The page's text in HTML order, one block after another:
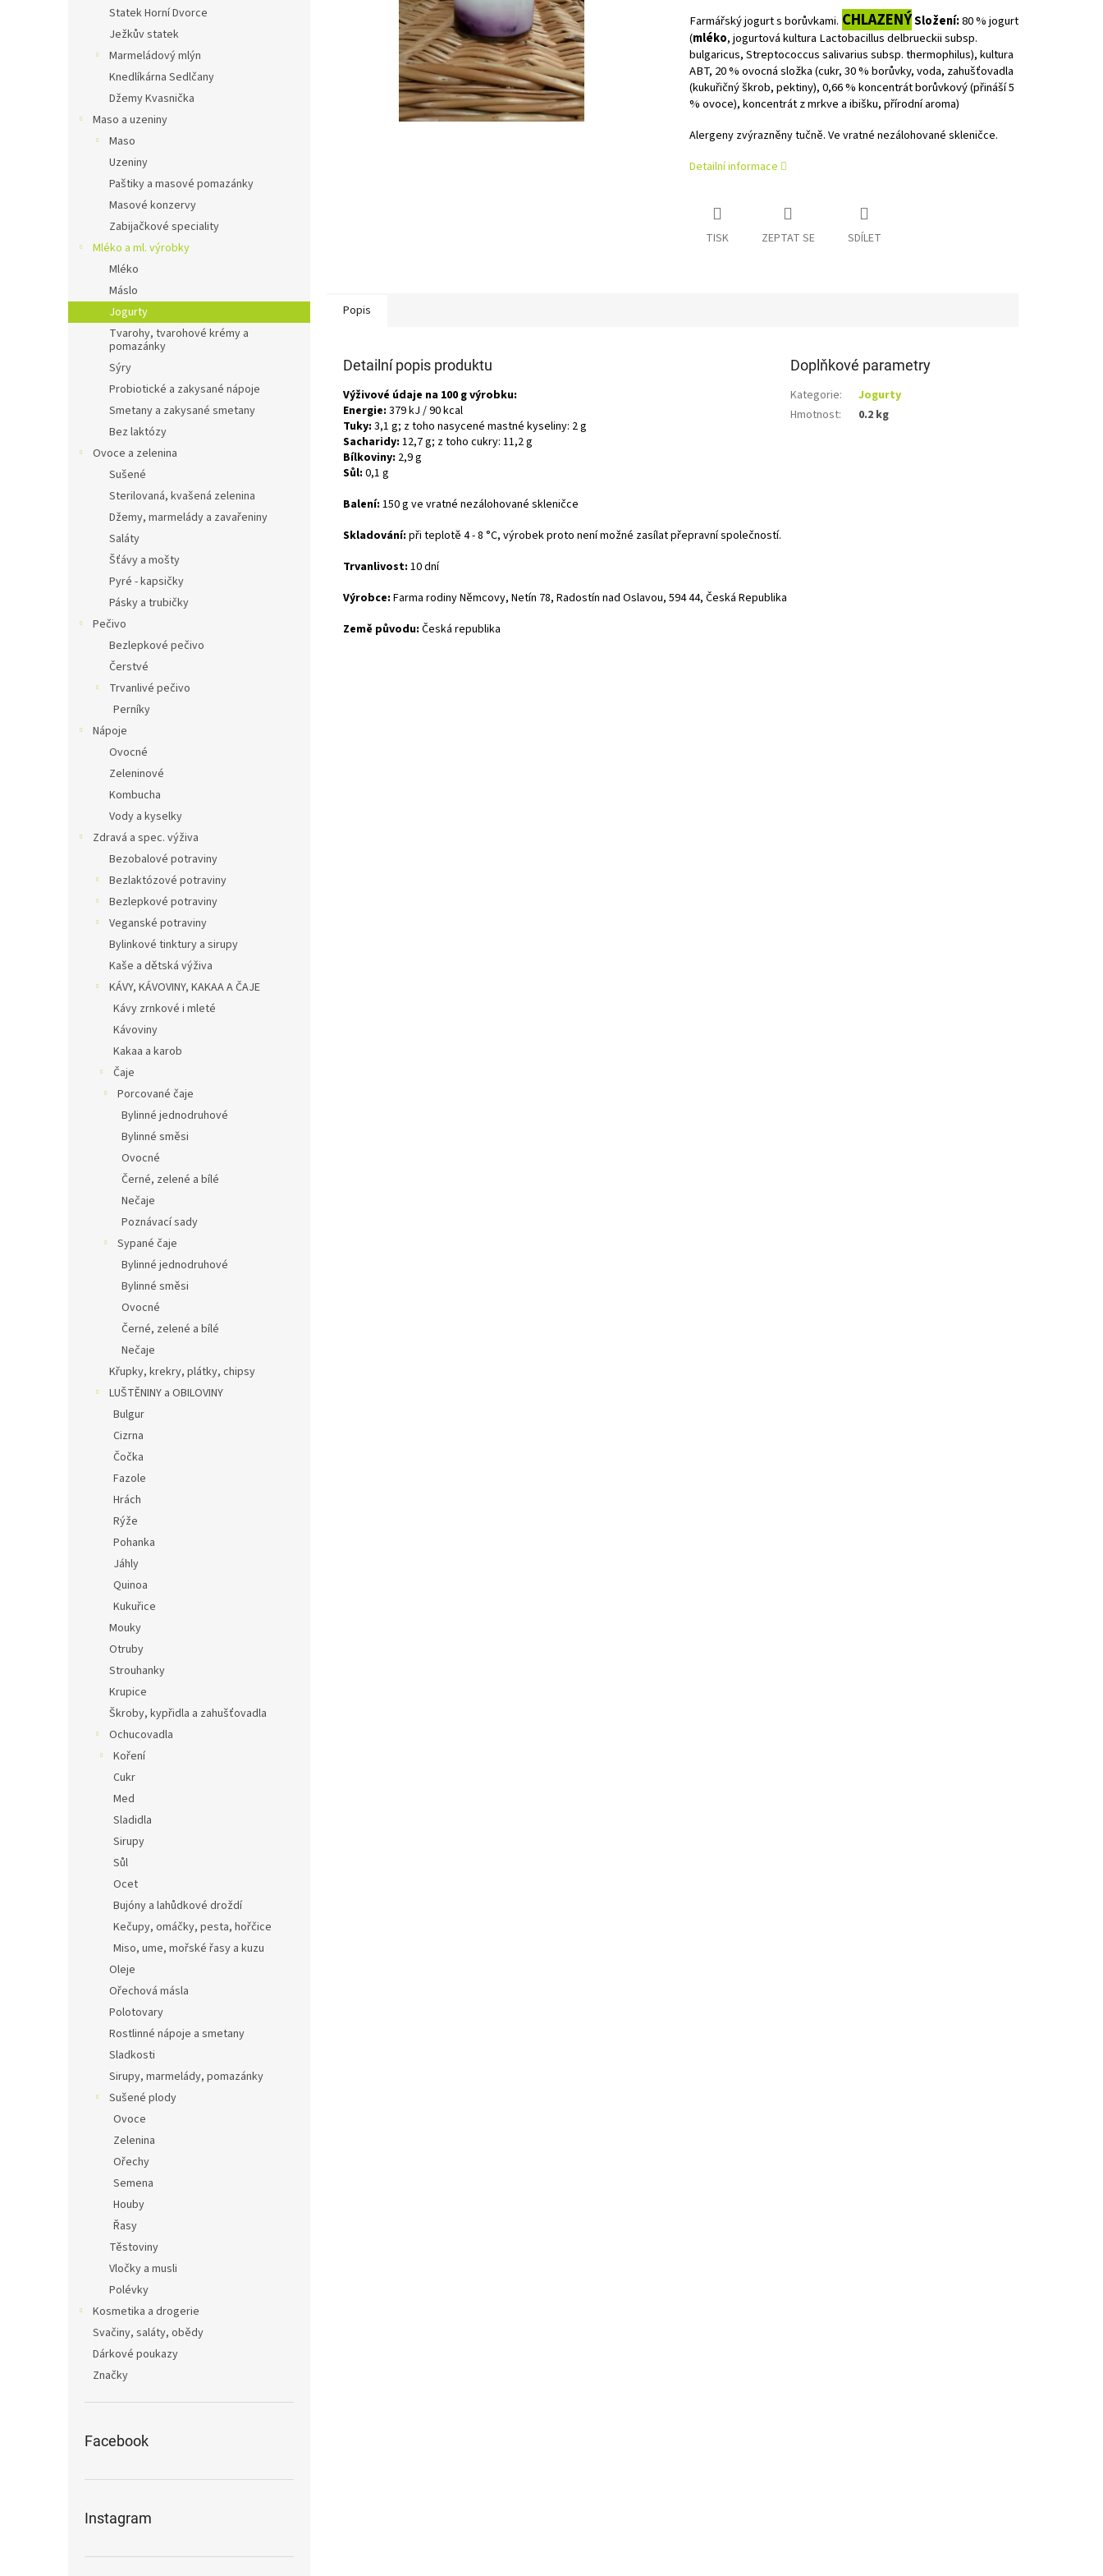
Statek Horní Dvorce
Ježkův statek
Marmeládový mlýn
Knedlíkárna Sedlčany
Džemy Kvasnička
Maso a uzeniny
Maso
Uzeniny
Paštiky a masové pomazánky
Masové konzervy
Zabijačkové speciality
Mléko a ml. výrobky
Mléko
Máslo
Jogurty
Tvarohy, tvarohové krémy a
pomazánky
Sýry
Probiotické a zakysané nápoje
Smetany a zakysané smetany
Bez laktózy
Ovoce a zelenina
Sušené
Sterilovaná, kvašená zelenina
Džemy, marmelády a zavařeniny
Saláty
Šťávy a mošty
Pyré - kapsičky
Pásky a trubičky
Pečivo
Bezlepkové pečivo
Čerstvé
Trvanlivé pečivo
Perníky
Nápoje
Ovocné
Zeleninové
Kombucha
Vody a kyselky
Zdravá a spec. výživa
Bezobalové potraviny
Bezlaktózové potraviny
Bezlepkové potraviny
Veganské potraviny
Bylinkové tinktury a sirupy
Kaše a dětská výživa
KÁVY, KÁVOVINY, KAKAA A ČAJE
Kávy zrnkové i mleté
Kávoviny
Kakaa a karob
Čaje
Porcované čaje
Bylinné jednodruhové
Bylinné směsi
Ovocné
Černé, zelené a bílé
Nečaje
Poznávací sady
Sypané čaje
Bylinné jednodruhové
Bylinné směsi
Ovocné
Černé, zelené a bílé
Nečaje
Křupky, krekry, plátky, chipsy
LUŠTĚNINY a OBILOVINY
Bulgur
Cizrna
Čočka
Fazole
Hrách
Rýže
Pohanka
Jáhly
Quinoa
Kukuřice
Mouky
Otruby
Strouhanky
Krupice
Škroby, kypřidla a zahušťovadla
Ochucovadla
Koření
Cukr
Med
Sladidla
Sirupy
Sůl
Ocet
Bujóny a lahůdkové droždí
Kečupy, omáčky, pesta, hořčice
Miso, ume, mořské řasy a kuzu
Oleje
Ořechová másla
Polotovary
Rostlinné nápoje a smetany
Sladkosti
Sirupy, marmelády, pomazánky
Sušené plody
Ovoce
Zelenina
Ořechy
Semena
Houby
Řasy
Těstoviny
Vločky a musli
Polévky
Kosmetika a drogerie
Svačiny, saláty, obědy
Dárkové poukazy
Značky
Facebook
Instagram
Farmářský jogurt s borůvkami. CHLAZENÝSložení:80 % jogurt
(mléko, jogurtová kultura Lactobacillus delbrueckii subsp.
bulgaricus, Streptococcus salivarius subsp. thermophilus), kultura
ABT, 20 % ovocná složka (cukr, 30 % borůvky, voda, zahušťovadla
(kukuřičný škrob, pektiny), 0,66 % koncentrát borůvkový (přináší 5
% ovoce), koncentrát z mrkve a ibišku, přírodní aroma)
Alergeny zvýrazněny tučně. Ve vratné nezálohované skleničce.
Detailní informace
TISK ZEPTAT SE SDÍLET
Popis
Detailní popis produktu
Výživové údaje na 100 g výrobku:
Energie: 379 kJ / 90 kcal
Tuky: 3,1 g; z toho nasycené mastné kyseliny: 2 g
Sacharidy: 12,7 g; z toho cukry: 11,2 g
Bílkoviny: 2,9 g
Sůl: 0,1 g
Balení: 150 g ve vratné nezálohované skleničce
Skladování: při teplotě 4 - 8 °C, výrobek proto není možné zasílat přepravní společností.
Trvanlivost: 10 dní
Výrobce: Farma rodiny Němcovy, Netín 78, Radostín nad Oslavou, 594 44, Česká Republika
Země původu: Česká republika
Doplňkové parametry
Kategorie:
Jogurty
Hmotnost: 0.2 kg